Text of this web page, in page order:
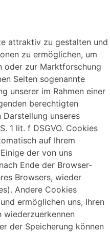
attraktiv zu gestalten und
zu ermöglichen, um
oder zur Marktforschung
Seiten sogenannte
unserer im Rahmen einer
berechtigten
unseres
1 lit. f DSGVO. Cookies
auf Ihrem
der von uns
Ende der Browser-
Browsers, wieder
Andere Cookies
ermöglichen uns, Ihren
wiederzuerkennen
der Speicherung können